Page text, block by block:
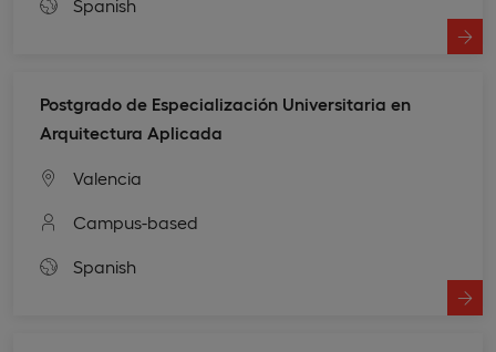
Spanish
Postgrado de Especialización Universitaria en
Arquitectura Aplicada
Valencia
Campus-based
Spanish